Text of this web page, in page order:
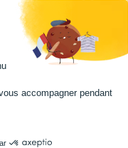
accompagner pendant